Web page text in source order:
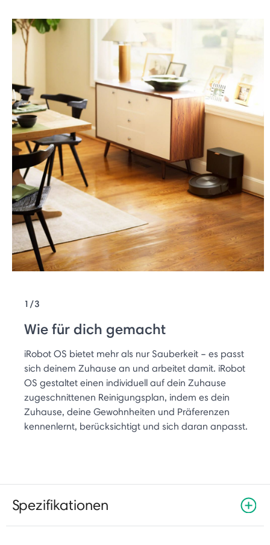
1/3
Wie für dich gemacht
iRobot OS bietet mehr als nur Sauberkeit – es passt
sich deinem Zuhause an und arbeitet damit. iRobot
OS gestaltet einen individuell auf dein Zuhause
zugeschnittenen Reinigungsplan, indem es dein
Zuhause, deine Gewohnheiten und Präferenzen
kennenlernt, berücksichtigt und sich daran anpasst.
Spezifikationen